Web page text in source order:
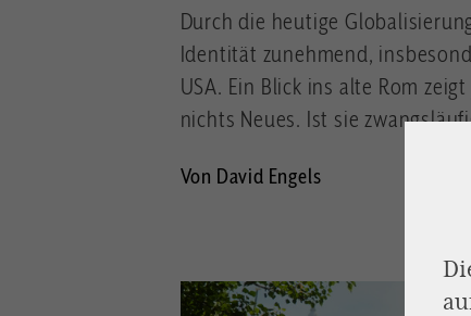
Durch die heutige
Identität zunehmend,
USA. Ein Blick ins alte Rom
nichts Neues. Ist sie
Von David Engels